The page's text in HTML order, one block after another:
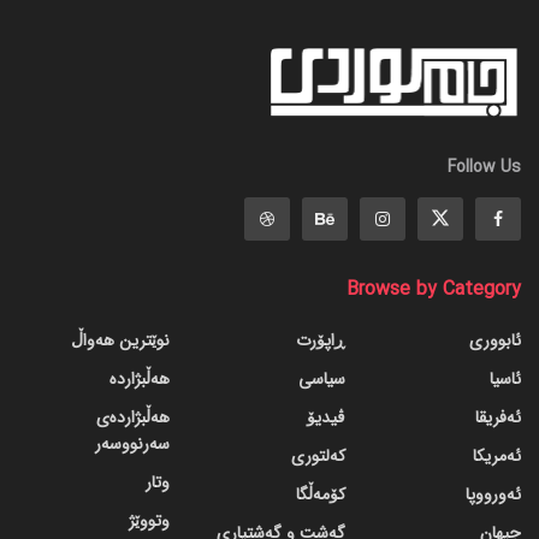
Follow Us
Browse by Category
ئابووری
ئاسیا
ئەفریقا
ئەمریکا
ئەورووپا
جیهان
ڕاپۆرت
سیاسی
ڤیدیۆ
کەلتوری
کۆمەڵگا
گه‌شت و گه‌شتیاری
نوێترین هەواڵ
هەڵبژاردە
هەڵبژاردەی
سەرنووسەر
وتار
وتووێژ